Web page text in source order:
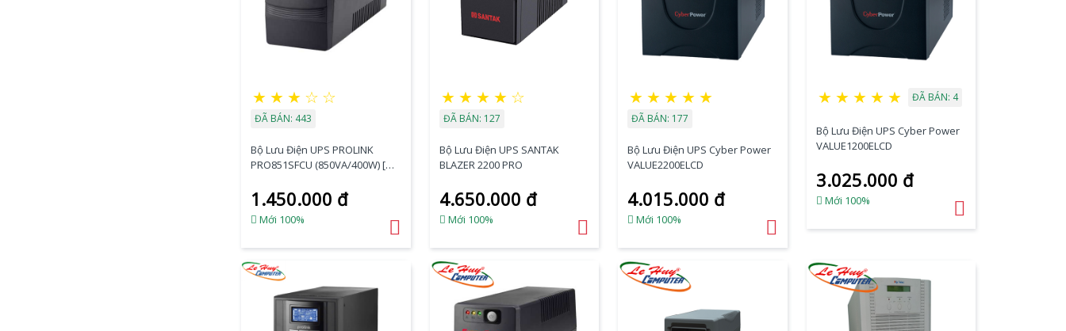
★ ★ ★ ☆ ☆
ĐÃ BÁN: 443
Bộ Lưu Điện UPS PROLINK
PRO851SFCU (850VA/400W) [ƯU
1.450.000 đ
Mới 100%
★ ★ ★ ★ ☆
ĐÃ BÁN: 127
Bộ Lưu Điện UPS SANTAK
BLAZER 2200 PRO
4.650.000 đ
Mới 100%
★ ★ ★ ★ ★
ĐÃ BÁN: 177
Bộ Lưu Điện UPS Cyber Power
VALUE2200ELCD
4.015.000 đ
Mới 100%
★ ★ ★ ★ ★ ĐÃ BÁN: 4
Bộ Lưu Điện UPS Cyber Power
VALUE1200ELCD
3.025.000 đ
Mới 100%